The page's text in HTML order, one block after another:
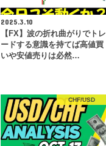
2025.3.10
【FX】波の折れ曲がりでトレ
ードする意識を持てば高値買
いや安値売りは必然…
CHF/USD